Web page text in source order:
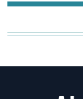
3